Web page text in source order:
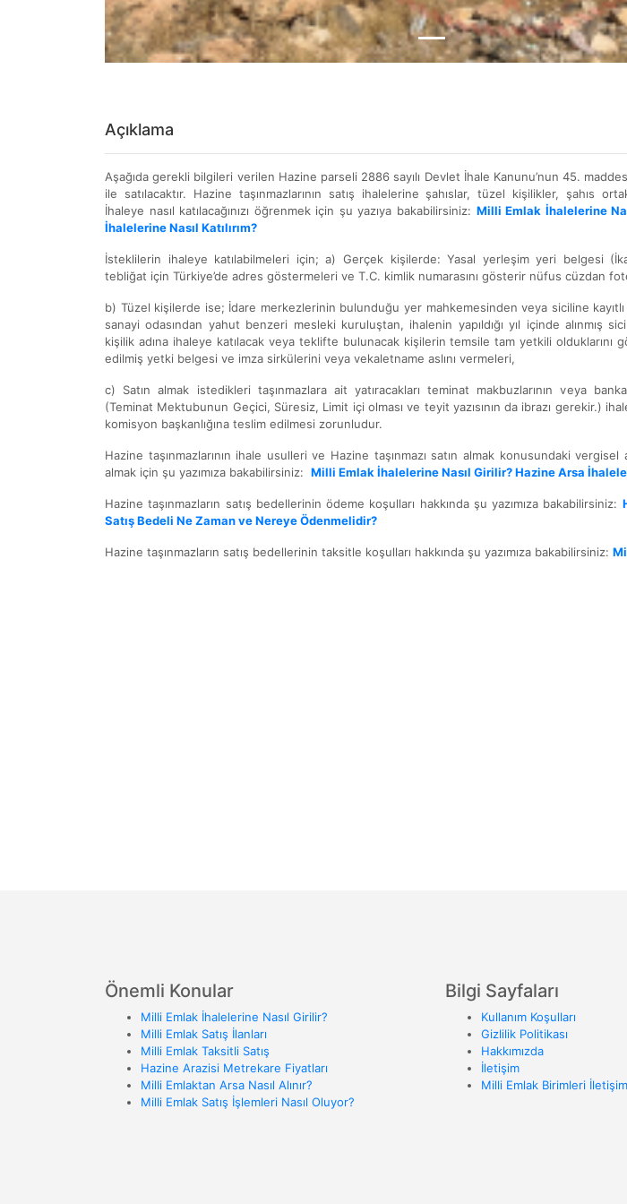
Açıklama
Aşağıda gerekli bilgileri verilen Hazine parseli 2886 sayılı Devlet İhale Kanunu’nun 45.
ile satılacaktır. Hazine taşınmazlarının satış ihalelerine şahıslar, tüzel kişilikler, şahıs
İhaleye nasıl katılacağınızı öğrenmek için şu yazıya bakabilirsiniz: Milli Emlak İhalelerine
İhalelerine Nasıl Katılırım?
İsteklilerin ihaleye katılabilmeleri için; a) Gerçek kişilerde: Yasal yerleşim yeri belgesi
tebliğat için Türkiye’de adres göstermeleri ve T.C. kimlik numarasını gösterir nüfus cüzdan
b) Tüzel kişilerde ise; İdare merkezlerinin bulunduğu yer mahkemesinden veya siciline
sanayi odasından yahut benzeri mesleki kuruluştan, ihalenin yapıldığı yıl içinde alınmış
kişilik adına ihaleye katılacak veya teklifte bulunacak kişilerin temsile tam yetkili olduklarını
edilmiş yetki belgesi ve imza sirkülerini veya vekaletname aslını vermeleri,
c) Satın almak istedikleri taşınmazlara ait yatıracakları teminat makbuzlarının veya
(Teminat Mektubunun Geçici, Süresiz, Limit içi olması ve teyit yazısının da ibrazı gerekir.)
komisyon başkanlığına teslim edilmesi zorunludur.
Hazine taşınmazlarının ihale usulleri ve Hazine taşınmazı satın almak konusundaki vergisel
almak için şu yazımıza bakabilirsiniz: Milli Emlak İhalelerine Nasıl Girilir? Hazine Arsa
Hazine taşınmazların satış bedellerinin ödeme koşulları hakkında şu yazımıza bakabilirsiniz:
Satış Bedeli Ne Zaman ve Nereye Ödenmelidir?
Hazine taşınmazların satış bedellerinin taksitle koşulları hakkında şu yazımıza bakabilirsiniz:
Önemli Konular
Milli Emlak İhalelerine Nasıl Girilir?
Milli Emlak Satış İlanları
Milli Emlak Taksitli Satış
Hazine Arazisi Metrekare Fiyatları
Milli Emlaktan Arsa Nasıl Alınır?
Milli Emlak Satış İşlemleri Nasıl Oluyor?
Bilgi Sayfaları
Kullanım Koşulları
Gizlilik Politikası
Hakkımızda
İletişim
Milli Emlak Birimleri İletişim